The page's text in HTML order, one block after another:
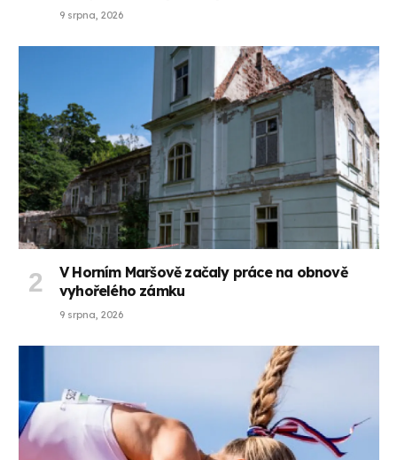
9 srpna, 2026
V Horním Maršově začaly práce na obnově
vyhořelého zámku
9 srpna, 2026